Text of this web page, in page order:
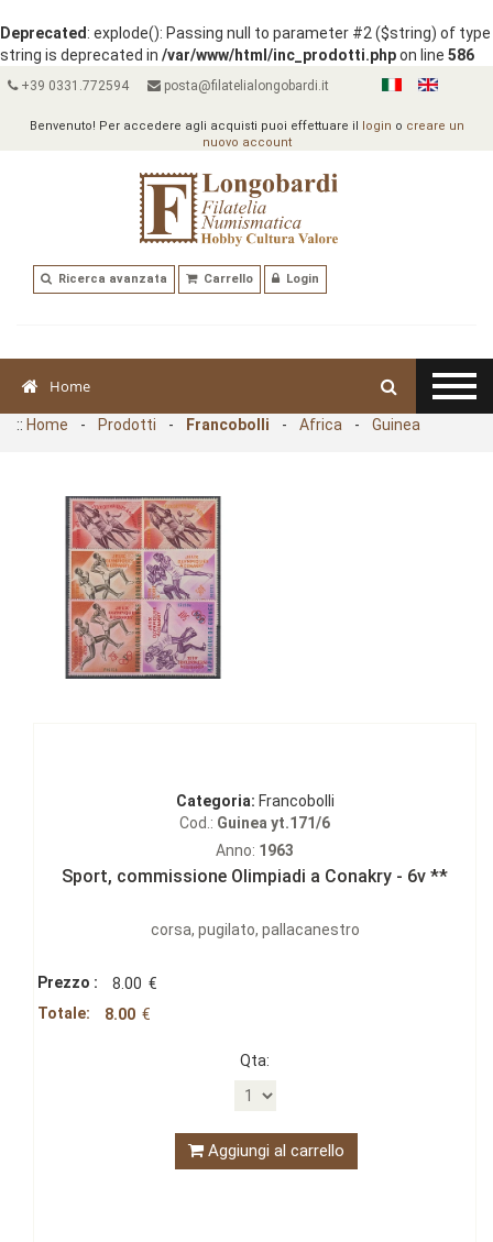
Deprecated : explode(): Passing null to parameter #2 ($string) of type
string is deprecated in /var/www/html/inc_prodotti.phpon line 586
+39 0331.772594 posta@filatelialongobardi.it
Benvenuto! Per accedere agli acquisti puoi effettuare il login o creare un
nuovo account
Ricerca avanzata Carrello Login
Home
:: Home - Prodotti - Francobolli - Africa - Guinea
Categoria: Francobolli
Cod.: Guinea yt.171/6
Anno: 1963
Sport, commissione Olimpiadi a Conakry - 6v **
corsa, pugilato, pallacanestro
Prezzo : 8.00 €
Totale:
8.00 €
Qta:
Aggiungi al carrello